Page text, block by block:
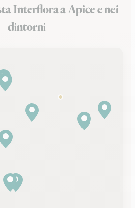
Interflora a Apice e nei
dintorni